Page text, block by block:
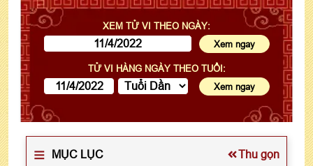
XEM TỬ VI THEO NGÀY:
TỬ VI HÀNG NGÀY THEO TUỔI:
MỤC LỤC
Thu gọn